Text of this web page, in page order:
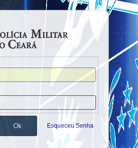
Ok Esqueceu Senha